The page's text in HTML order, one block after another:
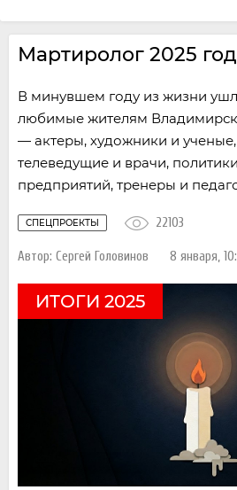
Мартиролог 2025
В минувшем году из жизни
любимые жителям
— актеры, художники и
телеведущие и врачи,
предприятий, тренеры и
СПЕЦПРОЕКТЫ
Автор: Сергей Головинов 8 января,
22103
ИТОГИ 2025